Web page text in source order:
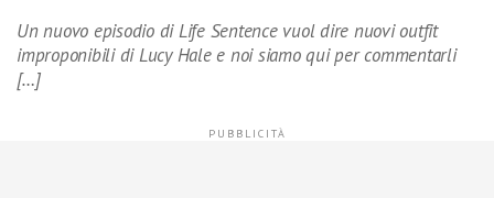
Un nuovo episodio di Life Sentence vuol dire nuovi outfit
improponibili di Lucy Hale e noi siamo qui per commentarli
[…]